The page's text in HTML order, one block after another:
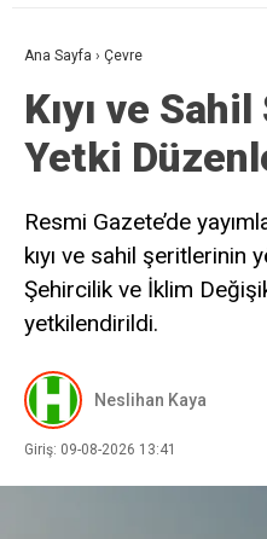
Ana Sayfa › Çevre
Kıyı ve
Yetki
Resmi Gazete’de
kıyı ve sahil şeritlerinin
Şehircilik ve İklim
yetkilendirildi.
Neslihan Kaya
Giriş: 09-08-2026 13:41